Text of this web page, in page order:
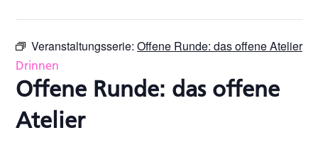
Veranstaltungsserie: Offene Runde: das offene Atelier
Drinnen
Offene Runde: das offene
Atelier